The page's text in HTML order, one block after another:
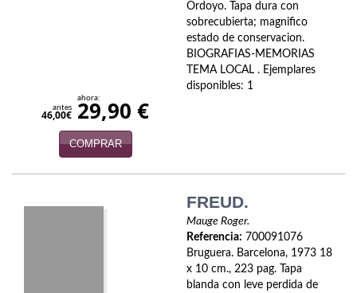
Novela romántica
Otros idiomas
Papás, Mamás, bebés...
Papás, Mamás, Bebés...
Ordoyo. Tapa dura con
sobrecubierta; magnifico
estado de conservacion.
BIOGRAFIAS-MEMORIAS
TEMA LOCAL . Ejemplares
disponibles: 1
antes
46,00€
ahora:
29,90 €
COMPRAR
FREUD.
Mauge Roger.
Referencia: 700091076
Bruguera. Barcelona, 1973 18
x 10 cm., 223 pag. Tapa
blanda con leve perdida de